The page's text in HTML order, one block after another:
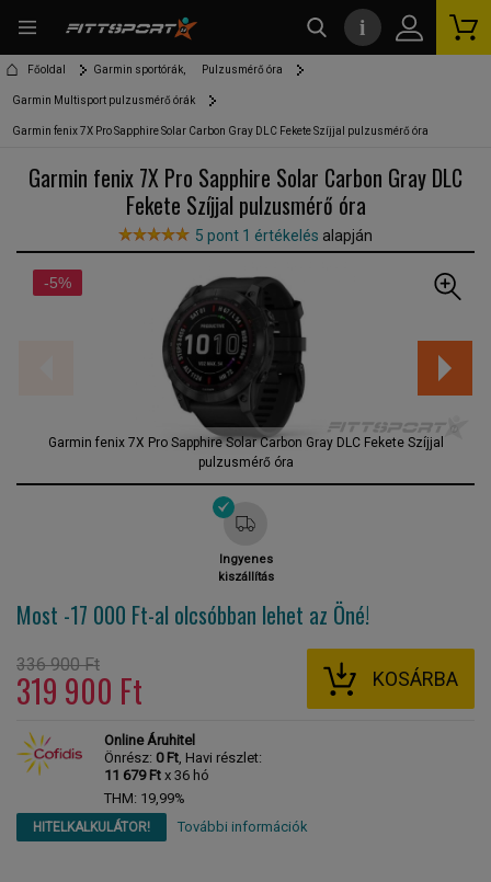
Főoldal Garmin sportórák, Pulzusmérő óra
Garmin Multisport pulzusmérő órák
Garmin fenix 7X Pro Sapphire Solar Carbon Gray DLC Fekete Szíjjal pulzusmérő óra
Garmin fenix 7X Pro Sapphire Solar Carbon Gray DLC
Fekete Szíjjal pulzusmérő óra
5 pont 1 értékelés alapján
-5%
Garmin fenix 7X Pro Sapphire Solar Carbon Gray DLC Fekete Szíjjal
pulzusmérő óra
Ingyenes
kiszállítás
Most -17 000 Ft-al olcsóbban lehet az Öné!
336 900 Ft
319 900 Ft KOSÁRBA
Online Áruhitel
Önrész: 0 Ft, Havi részlet:
11 679 Ft x 36 hó
THM: 19,99%
HITELKALKULÁTOR! További információk
i
kereső